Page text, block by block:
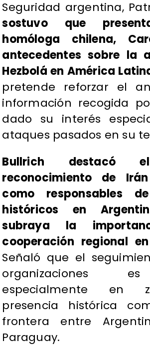
Seguridad argentina,
sostuvo que
homóloga chilena,
antecedentes sobre la
Hezbolá en América
pretende reforzar el
información recogida
dado su interés
ataques pasados en su
Bullrich destacó
reconocimiento de
como responsables
históricos en
subraya la
cooperación regional
Señaló que el
organizaciones
especialmente en
presencia histórica
frontera entre
Paraguay.